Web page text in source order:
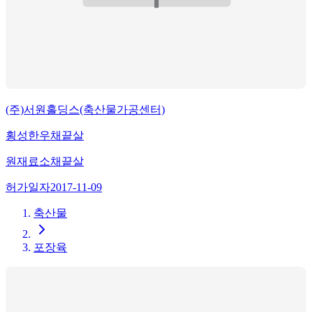
(주)서원홀딩스(축산물가공센터)
횡성한우채끝살
원재료소채끝살
허가일자2017-11-09
축산물
포장육